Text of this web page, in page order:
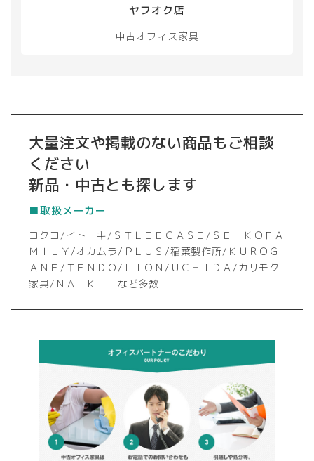
ヤフオク店
中古オフィス家具
大量注文や掲載のない商品もご相談
ください
新品・中古とも探します
■取扱メーカー
コクヨ/イトーキ/ＳＴＬＥＥＣＡＳＥ/ＳＥＩＫＯＦＡ
ＭＩＬＹ/オカムラ/ＰＬＵＳ/稲葉製作所/ＫＵＲＯＧ
ＡＮＥ/ＴＥＮＤＯ/ＬＩＯＮ/ＵＣＨＩＤＡ/カリモク
家具/ＮＡＩＫＩ など多数